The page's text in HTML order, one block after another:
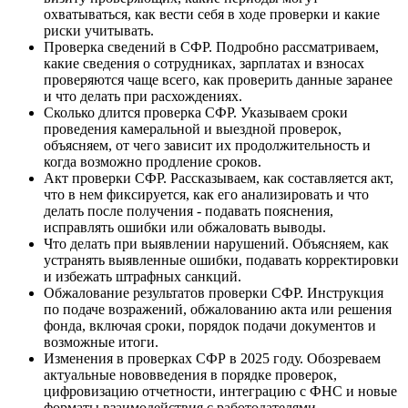
охватываться, как вести себя в ходе проверки и какие
риски учитывать.
Проверка сведений в СФР. Подробно рассматриваем,
какие сведения о сотрудниках, зарплатах и взносах
проверяются чаще всего, как проверить данные заранее
и что делать при расхождениях.
Сколько длится проверка СФР. Указываем сроки
проведения камеральной и выездной проверок,
объясняем, от чего зависит их продолжительность и
когда возможно продление сроков.
Акт проверки СФР. Рассказываем, как составляется акт,
что в нем фиксируется, как его анализировать и что
делать после получения - подавать пояснения,
исправлять ошибки или обжаловать выводы.
Что делать при выявлении нарушений. Объясняем, как
устранять выявленные ошибки, подавать корректировки
и избежать штрафных санкций.
Обжалование результатов проверки СФР. Инструкция
по подаче возражений, обжалованию акта или решения
фонда, включая сроки, порядок подачи документов и
возможные итоги.
Изменения в проверках СФР в 2025 году. Обозреваем
актуальные нововведения в порядке проверок,
цифровизацию отчетности, интеграцию с ФНС и новые